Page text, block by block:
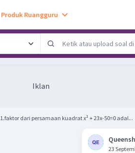
Produk Ruangguru
Iklan
1.faktor dari persamaan kuadrat x² + 23x-50=0 adal...
23